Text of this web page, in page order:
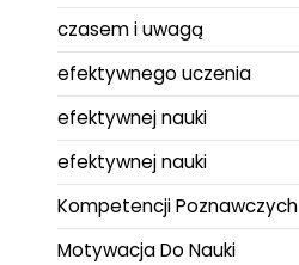
czasem i uwagą
efektywnego uczenia
efektywnej nauki
efektywnej nauki
Kompetencji Poznawczych
Motywacja Do Nauki